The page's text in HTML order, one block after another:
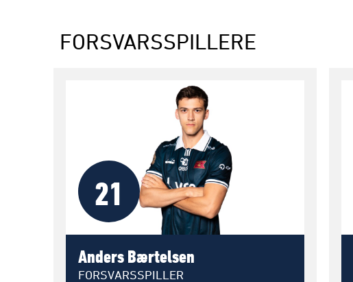
FORSVARSSPILLERE
21
Anders Bærtelsen
FORSVARSSPILLER